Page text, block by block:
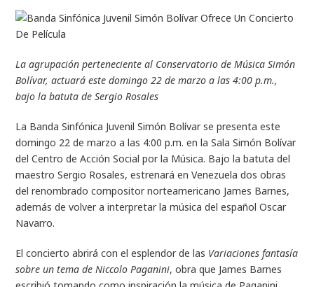
La agrupación perteneciente al Conservatorio de Música Simón
Bolívar, actuará este domingo 22 de marzo a las 4:00 p.m.,
bajo la batuta de Sergio Rosales
La Banda Sinfónica Juvenil Simón Bolívar se presenta este
domingo 22 de marzo a las 4:00 p.m. en la Sala Simón Bolívar
del Centro de Acción Social por la Música. Bajo la batuta del
maestro Sergio Rosales, estrenará en Venezuela dos obras
del renombrado compositor norteamericano James Barnes,
además de volver a interpretar la música del español Oscar
Navarro.
El concierto abrirá con el esplendor de las Variaciones fantasía
sobre un tema de Niccolo Paganini, obra que James Barnes